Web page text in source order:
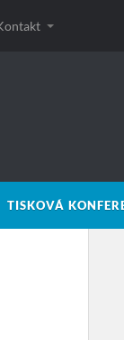
TISKOVÁ